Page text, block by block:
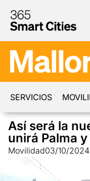
SERVICIOS
Así será la
unirá Palma
Movilidad03/10/2024